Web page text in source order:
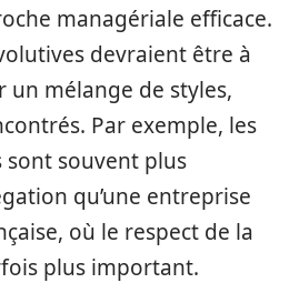
managériale efficace.
devraient être à
un mélange de styles,
Par exemple, les
souvent plus
qu’une entreprise
où le respect de la
plus important.